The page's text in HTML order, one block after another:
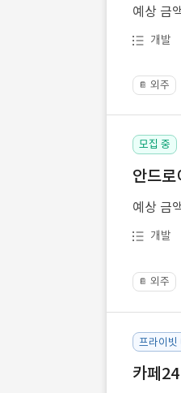
예상 금
개발
📔 외주
모집 중
안드
예상 금
개발
📔 외주
프라이빗
카페